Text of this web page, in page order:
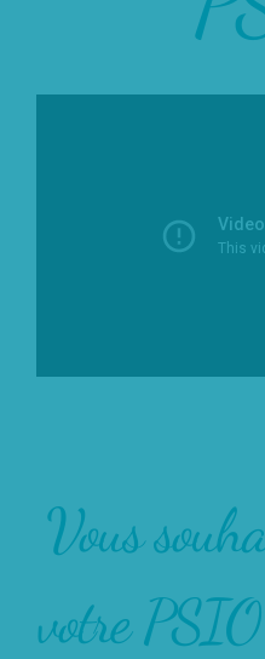
Vous
votre